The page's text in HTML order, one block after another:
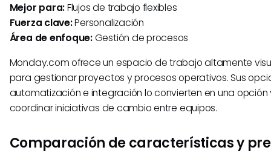
Mejor para:Flujos de trabajo flexibles
Fuerza clave:Personalización
Área de enfoque:Gestión de procesos
Monday.com ofrece un espacio de trabajo altamente
para gestionar proyectos y procesos operativos. Sus
automatización e integración lo convierten en una
coordinar iniciativas de cambio entre equipos.
Comparación de características y